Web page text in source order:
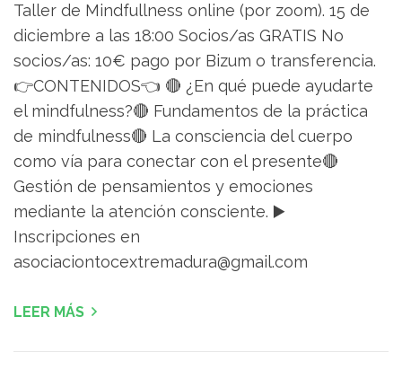
Taller de Mindfullness online (por zoom). 15 de
diciembre a las 18:00 Socios/as GRATIS No
socios/as: 10€ pago por Bizum o transferencia.
👉CONTENIDOS👈 🔴 ¿En qué puede ayudarte
el mindfulness?🔴 Fundamentos de la práctica
de mindfulness🔴 La consciencia del cuerpo
como vía para conectar con el presente🔴
Gestión de pensamientos y emociones
mediante la atención consciente. ▶️
Inscripciones en
asociaciontocextremadura@gmail.com
LEER MÁS